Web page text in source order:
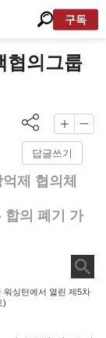
구독
협의그룹
답글쓰기
제 협의체
의 폐기 가
워싱턴에서 열린 제5차
)